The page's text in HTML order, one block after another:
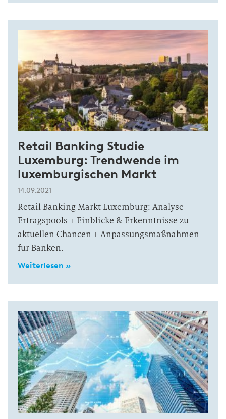
Retail Banking Studie
Luxemburg: Trendwende im
luxemburgischen Markt
14.09.2021
Retail Banking Markt Luxemburg: Analyse
Ertragspools + Einblicke & Erkenntnisse zu
aktuellen Chancen + Anpassungsmaßnahmen
für Banken.
Weiterlesen »